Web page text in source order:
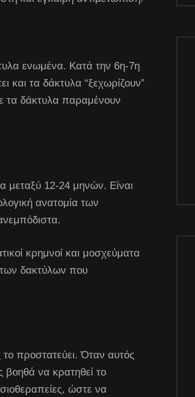
ενωμένα. Κατά την 6η-7η
και τα δάκτυλα “ξεχωρίζουν”
τα δάκτυλα παραμένουν
μεταξύ 12-24 μηνών. Είναι
ανατομία των
κρημνοί και μοσχεύματα
των δακτύλων που
το προστατεύει. Όταν αυτός
βοηθά να κρατηθεί το
ώστε να